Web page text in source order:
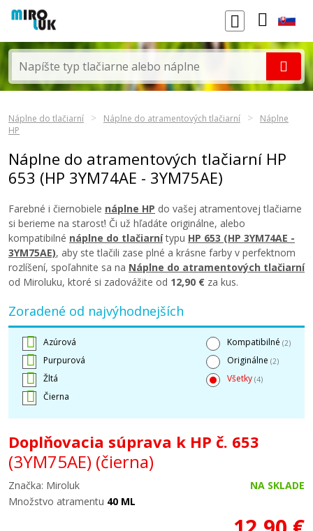
Náplne do tlačiarní Náplne do atramentových tlačiarní
Náplne
HP
Náplne do atramentových tlačiarní HP
653 (HP 3YM74AE - 3YM75AE)
Farebné i čiernobiele náplne HP do vašej atramentovej tlačiarne
si berieme na starosť! Či už hľadáte originálne, alebo
kompatibilné náplne do tlačiarnítypu HP 653 (HP 3YM74AE -
3YM75AE), aby ste tlačili zase plné a krásne farby v perfektnom
rozlíšení, spoľahnite sa na Náplne do atramentových tlačiarní
od Miroluku, ktoré si zadovážite od 12,90 € za kus.
Zoradené od najvýhodnejších
Azúrová
Purpurová
Žltá
Čierna
Kompatibilné (2)
Originálne (2)
Všetky (4)
Doplňovacia súprava k HP č. 653
(3YM75AE) (čierna)
Značka: Miroluk
NA SKLADE
Množstvo atramentu 40 ML